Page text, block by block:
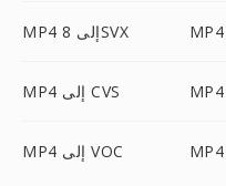
MP4 إلى 8SVX
MP4 إلى CVS
MP4 إلى VOC